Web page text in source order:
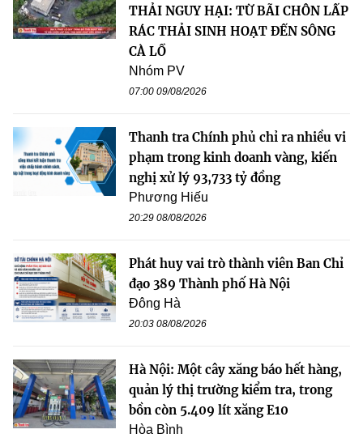
THẢI NGUY HẠI: TỪ BÃI CHÔN LẤP
RÁC THẢI SINH HOẠT ĐẾN SÔNG
CÀ LỒ
Nhóm PV
07:00 09/08/2026
Thanh tra Chính phủ chỉ ra nhiều vi
phạm trong kinh doanh vàng, kiến
nghị xử lý 93,733 tỷ đồng
Phương Hiếu
20:29 08/08/2026
Phát huy vai trò thành viên Ban Chỉ
đạo 389 Thành phố Hà Nội
Đông Hà
20:03 08/08/2026
Hà Nội: Một cây xăng báo hết hàng,
quản lý thị trường kiểm tra, trong
bồn còn 5.409 lít xăng E10
Hòa Bình